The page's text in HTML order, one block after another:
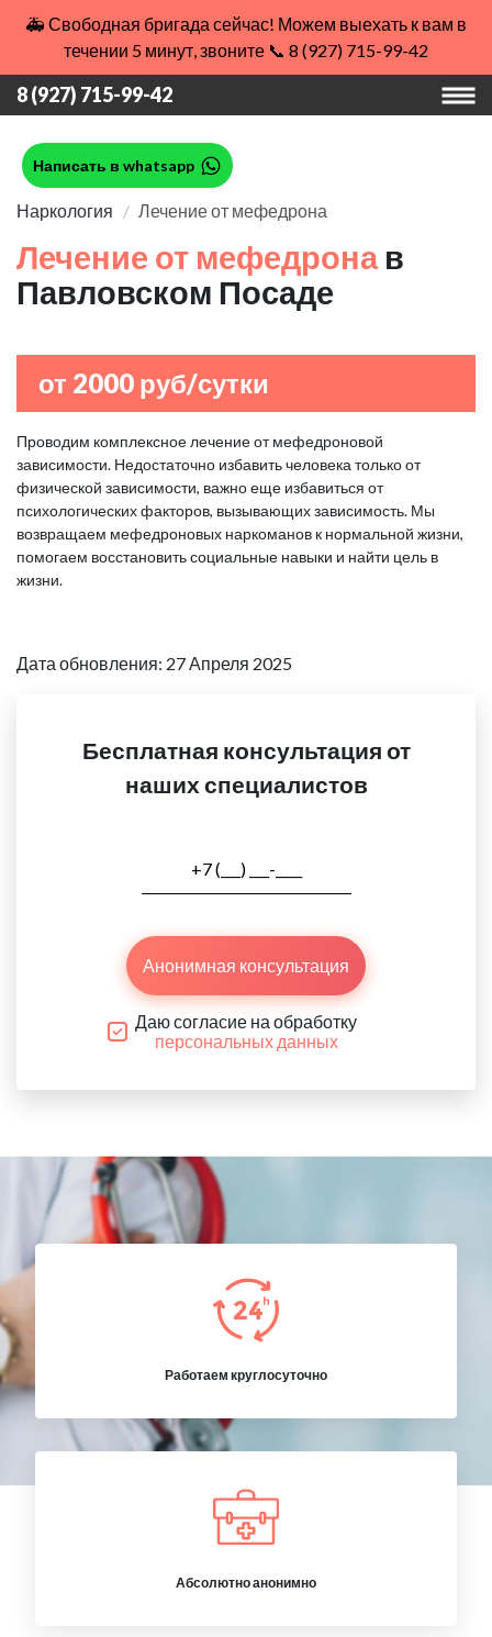
🚑 Свободная бригада сейчас! Можем выехать к вам в
течении 5 минут, звоните 📞 8 (927) 715-99-42
8 (927) 715-99-42
Написать в whatsapp
Наркология Лечение от мефедрона
Лечение от мефедрона в
Павловском Посаде
от 2000 руб/сутки
Проводим комплексное лечение от мефедроновой
зависимости. Недостаточно избавить человека только от
физической зависимости, важно еще избавиться от
психологических факторов, вызывающих зависимость. Мы
возвращаем мефедроновых наркоманов к нормальной жизни,
помогаем восстановить социальные навыки и найти цель в
жизни.
Дата обновления: 27 Апреля 2025
Бесплатная консультация от
наших специалистов
Анонимная консультация
Даю согласие на обработку
персональных данных
Работаем круглосуточно
Абсолютно анонимно